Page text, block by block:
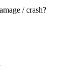
/ crash?